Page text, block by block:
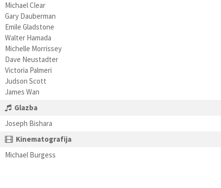
Michael Clear
Gary Dauberman
Emile Gladstone
Walter Hamada
Michelle Morrissey
Dave Neustadter
Victoria Palmeri
Judson Scott
James Wan
Glazba
Joseph Bishara
Kinematografija
Michael Burgess